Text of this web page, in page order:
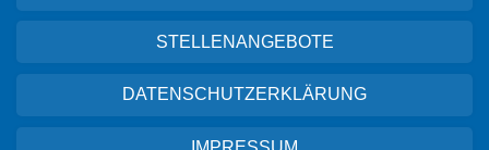
STELLENANGEBOTE
DATENSCHUTZERKLÄRUNG